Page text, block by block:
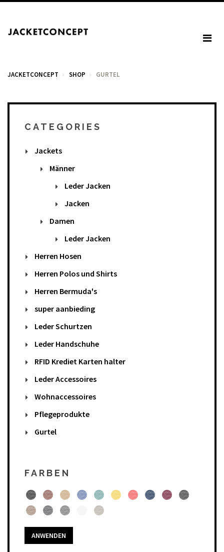
JACKETCONCEPT SHOP GURTEL
WARENKORB
Your cart is empty.
Mehrwertsteuer: 0,00 €
Total: 0,00 €
CATEGORIES
Jackets
Männer
Leder Jacken
Jacken
Damen
Leder Jacken
Herren Hosen
Herren Polos und Shirts
Herren Bermuda's
super aanbieding
Leder Schurtzen
Leder Handschuhe
RFID Krediet Karten halter
Leder Accessoires
Wohnaccessoires
Pflegeprodukte
Gurtel
FARBEN
ANWENDEN